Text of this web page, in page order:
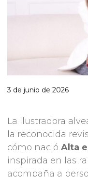
3 de junio de 2026
La ilustradora
la reconocida
cómo nació Alta
inspirada en las
acompaña a